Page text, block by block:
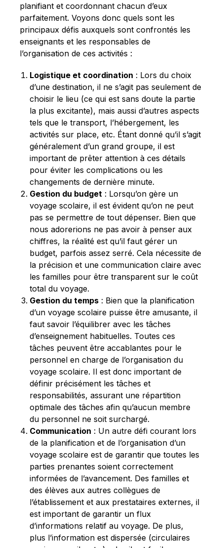
planifiant et coordonnant chacun d’eux
parfaitement. Voyons donc quels sont les
principaux défis auxquels sont confrontés les
enseignants et les responsables de
l’organisation de ces activités :
Logistique et coordination : Lors du choix
d’une destination, il ne s’agit pas seulement de
choisir le lieu (ce qui est sans doute la partie
la plus excitante), mais aussi d’autres aspects
tels que le transport, l’hébergement, les
activités sur place, etc. Étant donné qu’il s’agit
généralement d’un grand groupe, il est
important de prêter attention à ces détails
pour éviter les complications ou les
changements de dernière minute.
Gestion du budget : Lorsqu’on gère un
voyage scolaire, il est évident qu’on ne peut
pas se permettre de tout dépenser. Bien que
nous adorerions ne pas avoir à penser aux
chiffres, la réalité est qu’il faut gérer un
budget, parfois assez serré. Cela nécessite de
la précision et une communication claire avec
les familles pour être transparent sur le coût
total du voyage.
Gestion du temps : Bien que la planification
d’un voyage scolaire puisse être amusante, il
faut savoir l’équilibrer avec les tâches
d’enseignement habituelles. Toutes ces
tâches peuvent être accablantes pour le
personnel en charge de l’organisation du
voyage scolaire. Il est donc important de
définir précisément les tâches et
responsabilités, assurant une répartition
optimale des tâches afin qu’aucun membre
du personnel ne soit surchargé.
Communication : Un autre défi courant lors
de la planification et de l’organisation d’un
voyage scolaire est de garantir que toutes les
parties prenantes soient correctement
informées de l’avancement. Des familles et
des élèves aux autres collègues de
l’établissement et aux prestataires externes, il
est important de garantir un flux
d’informations relatif au voyage. De plus,
plus l’information est dispersée (circulaires